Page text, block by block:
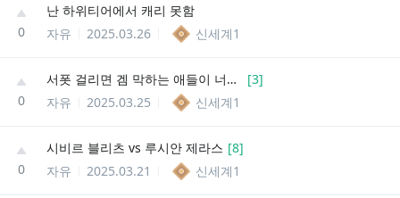
0
난 하위티어에서 캐리 못함
자유
2025.03.26 신세계1
0
서폿 걸리면 겜 막하는 애들이 너무 많아 [3]
자유
2025.03.25 신세계1
0
시비르 블리츠 vs 루시안 제라스 [8]
자유
2025.03.21 신세계1